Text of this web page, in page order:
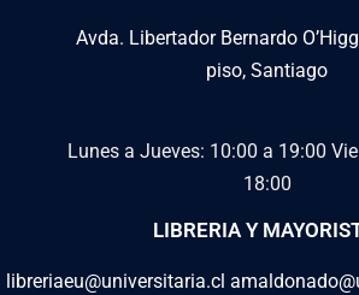
$8,400
IR AL LIBRO
Avda. Libertador Bernardo
piso, Santiago
Lunes a Jueves: 10:00 a 19:00
18:00
LIBRERIA Y
libreriaeu@universitaria.cl